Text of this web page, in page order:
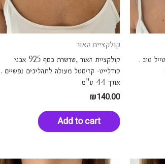
טוב .
קולקציית האור
קולקציית האור ,שרשרת כסף 925 אבני
סודלייט- קריסטל מעולה לתהליכים נפשיים .
אורך 44 ס"מ
₪140.00
Add to cart